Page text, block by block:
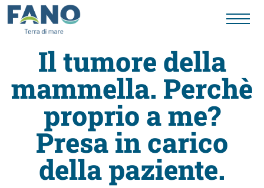
Fano
Visit
Card
Il tumore della
mammella. Perchè
proprio a me?
Presa in carico
della paziente.